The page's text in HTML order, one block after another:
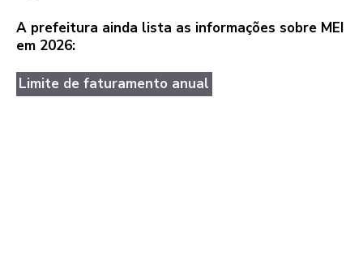
A prefeitura ainda lista as informações sobre MEI
em 2026:
Limite de faturamento anual